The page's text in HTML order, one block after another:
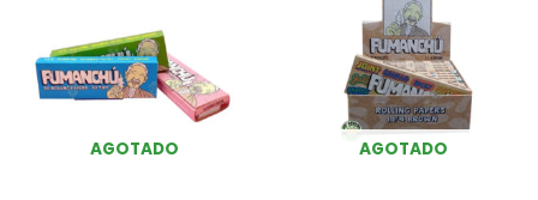
AGOTADO AGOTADO